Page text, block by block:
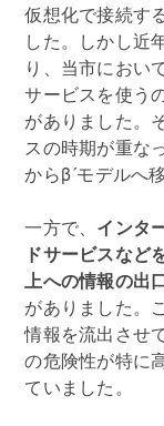
仮想化で接続す
した。しかし近
り、当市におい
サービスを使う
がありました。
スの時期が重な
からβ´モデルへ
一方で、 インタ
ドサービスなど
上への情報の出
がありました。
情報を流出させ
の危険性が特に
ていました。